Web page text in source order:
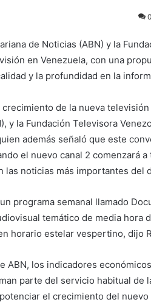
0
de Noticias (ABN) y la
en Venezuela, con una
y la profundidad en la
de la nueva
y la Fundación Televisora
además señaló que este
el nuevo canal 2 comenzará
las noticias más importantes del
programa semanal llamado
temático de media hora
horario estelar vespertino, dijo
ABN, los indicadores
parte del servicio habitual de
el crecimiento del